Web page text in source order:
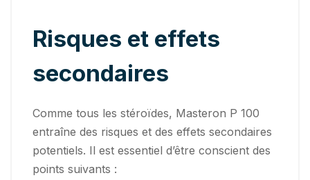
Risques et effets
secondaires
Comme tous les stéroïdes, Masteron P 100
entraîne des risques et des effets secondaires
potentiels. Il est essentiel d’être conscient des
points suivants :